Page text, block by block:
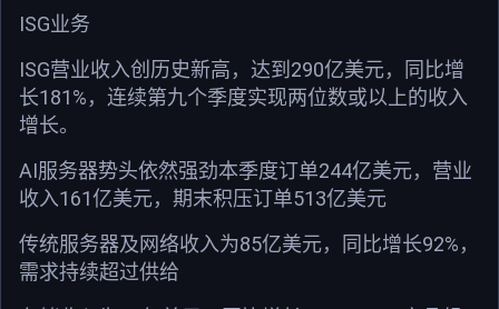
ISG业务
ISG营业收入创历史新高，达到290亿美元，同比增
长181%，连续第九个季度实现两位数或以上的收入
增长。
AI服务器势头依然强劲本季度订单244亿美元，营业
收入161亿美元，期末积压订单513亿美元
传统服务器及网络收入为85亿美元，同比增长92%，
需求持续超过供给